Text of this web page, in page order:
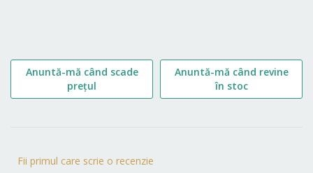
Fii primul care scrie o recenzie
Anuntă-mă când scade
prețul
Anuntă-mă când revine
în stoc